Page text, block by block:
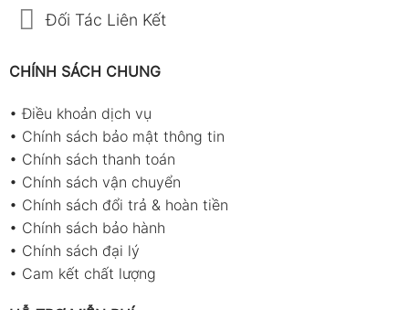
Đối Tác Liên Kết
CHÍNH SÁCH CHUNG
•Điều khoản dịch vụ
• Chính sách bảo mật thông tin
• Chính sách thanh toán
• Chính sách vận chuyển
• Chính sách đổi trả & hoàn tiền
• Chính sách bảo hành
• Chính sách đại lý
• Cam kết chất lượng